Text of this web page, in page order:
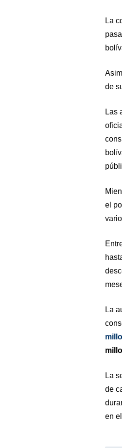
La
de
Las
el
La
La
de
en